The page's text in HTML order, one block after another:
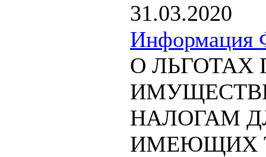
31.03.2020
Информация
О ЛЬГОТАХ
НАЛОГАМ
ИМЕЮЩИХ